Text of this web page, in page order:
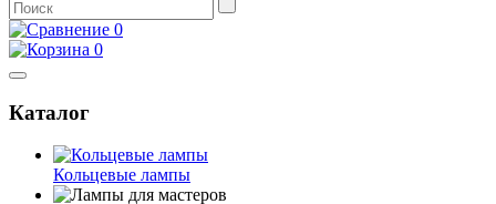
0
0
Каталог
Кольцевые лампы